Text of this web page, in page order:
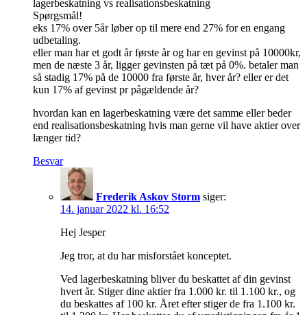
lagerbeskatning vs realisationsbeskatning
Spørgsmål!
eks 17% over 5år løber op til mere end 27% for en engang
udbetaling.
eller man har et godt år første år og har en gevinst på 10000kr,
men de næste 3 år, ligger gevinsten på tæt på 0%. betaler man
så stadig 17% på de 10000 fra første år, hver år? eller er det
kun 17% af gevinst pr pågældende år?
hvordan kan en lagerbeskatning være det samme eller beder
end realisationsbeskatning hvis man gerne vil have aktier over
længer tid?
Besvar
Frederik Askov Storm siger:
14. januar 2022 kl. 16:52
Hej Jesper
Jeg tror, at du har misforstået konceptet.
Ved lagerbeskatning bliver du beskattet af din gevinst
hvert år. Stiger dine aktier fra 1.000 kr. til 1.100 kr., og
du beskattes af 100 kr. Året efter stiger de fra 1.100 kr.